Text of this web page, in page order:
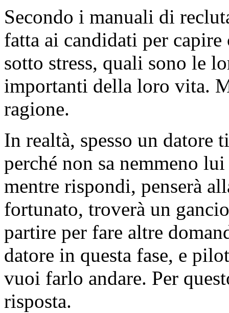
Secondo i manuali di
fatta ai candidati per
sotto stress, quali sono le
importanti della loro vita.
ragione.
In realtà, spesso un datore
perché non sa nemmeno
mentre rispondi, penserà
fortunato, troverà un
partire per fare altre
datore in questa fase, e
vuoi farlo andare. Per
risposta.